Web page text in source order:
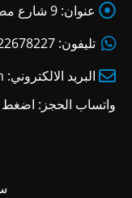
عنوان: 9 شارع مصطفى رفعت – الشيراتون - مصر الجديدة
تليفون: / 01225549586
البريد الالكتروني:
واتساب الحجز: اضغط